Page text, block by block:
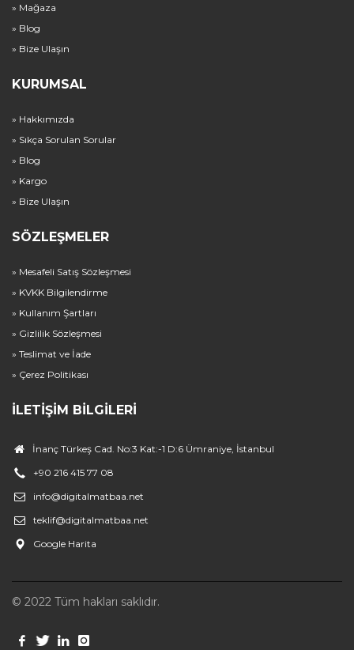
» Mağaza
» Blog
» Bize Ulaşın
KURUMSAL
» Hakkımızda
» Sıkça Sorulan Sorular
» Blog
» Kargo
» Bize Ulaşın
SÖZLEŞMELER
» Mesafeli Satış Sözleşmesi
» KVKK Bilgilendirme
» Kullanım Şartları
» Gizlilik Sözleşmesi
» Teslimat ve İade
» Çerez Politikası
İLETIŞIM BILGILERI
İnanç Türkeş Cad. No:3 Kat:-1 D:6 Ümraniye, İstanbul
+90 216 415 77 08
info@digitalmatbaa.net
teklif@digitalmatbaa.net
Google Harita
© 2022 Tüm hakları saklıdır.